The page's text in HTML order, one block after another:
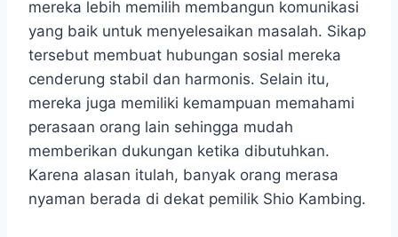
mereka lebih memilih membangun komunikasi
yang baik untuk menyelesaikan masalah. Sikap
tersebut membuat hubungan sosial mereka
cenderung stabil dan harmonis. Selain itu,
mereka juga memiliki kemampuan memahami
perasaan orang lain sehingga mudah
memberikan dukungan ketika dibutuhkan.
Karena alasan itulah, banyak orang merasa
nyaman berada di dekat pemilik Shio Kambing.